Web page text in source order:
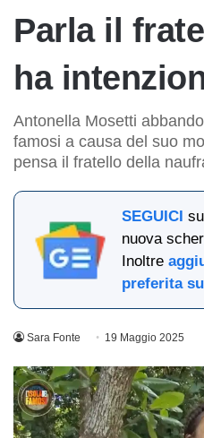
Parla il
ha
Antonella Mosetti
famosi a causa del suo
pensa il fratello della
SEGUICI
nuova
Inoltre
preferita
Sara Fonte 19 Maggio 2025